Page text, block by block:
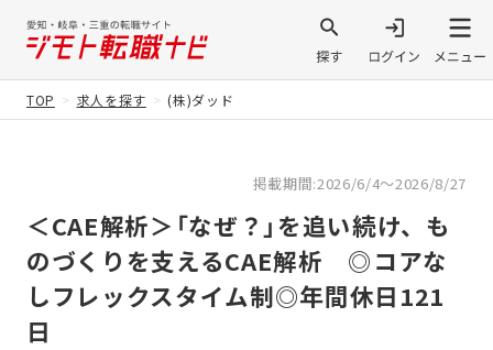
TOP 求人を探す (株)ダッド
掲載期間:2026/6/4～2026/8/27
＜CAE解析＞「なぜ？」を追い続け、も
のづくりを支えるCAE解析 ◎コアな
しフレックスタイム制◎年間休日121
日